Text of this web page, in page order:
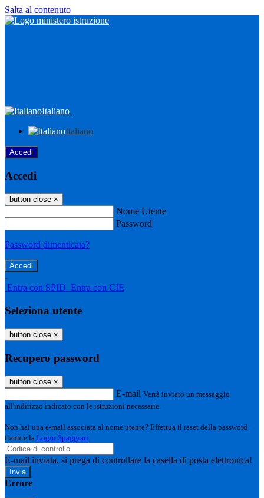
Salta al contenuto
Italiano
Italiano
Accedi
Accedi
button close ×
Nome Utente
Password
Password dimenticata?
-
Entra con SPID Entra con CIE
Seleziona utente
button close ×
Recupero password
button close ×
E-mail Verrà inviato un messaggio
all'indirizzo indicato con le istruzioni necessarie.
Non hai una e-mail associata al nome utente? Effettua il reset della password
tramite la Login Spaggiari
E-mail inviata, si prega di controllare la casella di posta elettronica!
Errore